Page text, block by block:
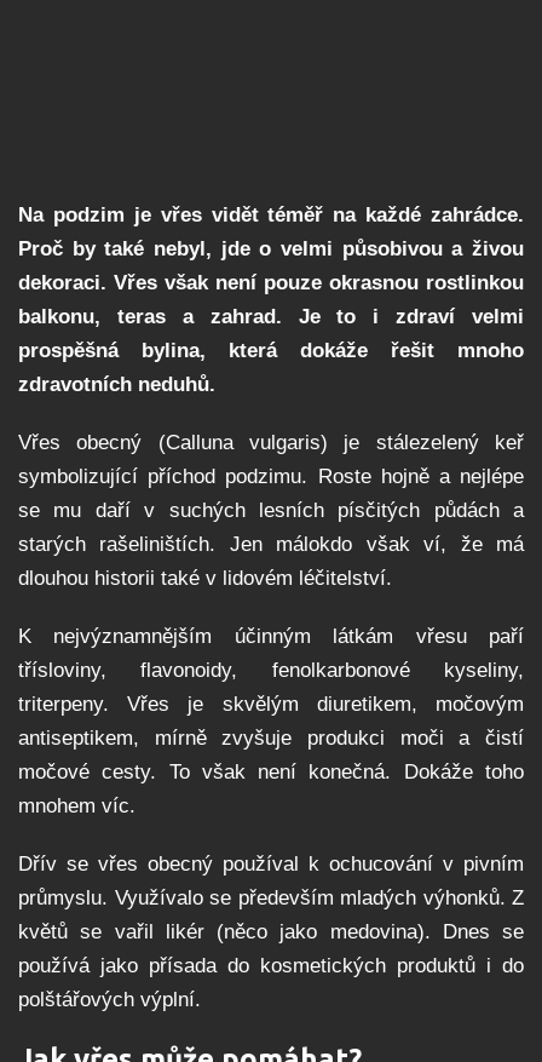
Na podzim je vřes vidět téměř na každé zahrádce.
Proč by také nebyl, jde o velmi působivou a živou
dekoraci. Vřes však není pouze okrasnou rostlinkou
balkonu, teras a zahrad. Je to i zdraví velmi
prospěšná bylina, která dokáže řešit mnoho
zdravotních neduhů.
Vřes obecný (Calluna vulgaris) je stálezelený keř
symbolizující příchod podzimu. Roste hojně a nejlépe
se mu daří v suchých lesních písčitých půdách a
starých rašeliništích. Jen málokdo však ví, že má
dlouhou historii také v lidovém léčitelství.
K nejvýznamnějším účinným látkám vřesu paří
třísloviny, flavonoidy, fenolkarbonové kyseliny,
triterpeny. Vřes je skvělým diuretikem, močovým
antiseptikem, mírně zvyšuje produkci moči a čistí
močové cesty. To však není konečná. Dokáže toho
mnohem víc.
Dřív se vřes obecný používal k ochucování v pivním
průmyslu. Využívalo se především mladých výhonků. Z
květů se vařil likér (něco jako medovina). Dnes se
používá jako přísada do kosmetických produktů i do
polštářových výplní.